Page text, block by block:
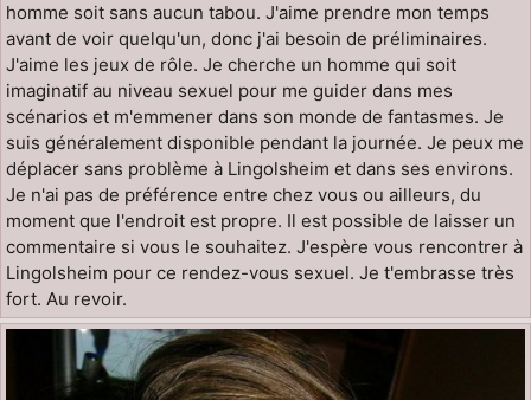
homme soit sans aucun tabou. J'aime prendre mon temps
avant de voir quelqu'un, donc j'ai besoin de préliminaires.
J'aime les jeux de rôle. Je cherche un homme qui soit
imaginatif au niveau sexuel pour me guider dans mes
scénarios et m'emmener dans son monde de fantasmes. Je
suis généralement disponible pendant la journée. Je peux me
déplacer sans problème à Lingolsheim et dans ses environs.
Je n'ai pas de préférence entre chez vous ou ailleurs, du
moment que l'endroit est propre. Il est possible de laisser un
commentaire si vous le souhaitez. J'espère vous rencontrer à
Lingolsheim pour ce rendez-vous sexuel. Je t'embrasse très
fort. Au revoir.